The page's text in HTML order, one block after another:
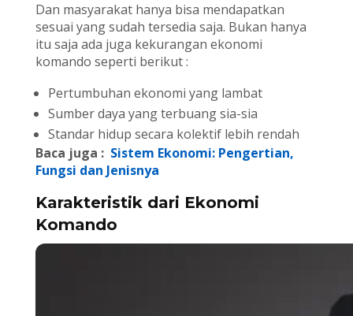
Dan masyarakat hanya bisa mendapatkan
sesuai yang sudah tersedia saja. Bukan hanya
itu saja ada juga kekurangan ekonomi
komando seperti berikut :
Pertumbuhan ekonomi yang lambat
Sumber daya yang terbuang sia-sia
Standar hidup secara kolektif lebih rendah
Baca juga : Sistem Ekonomi: Pengertian,
Fungsi dan Jenisnya
Karakteristik dari Ekonomi
Komando